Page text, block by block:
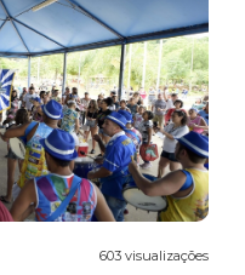
603 visualizações